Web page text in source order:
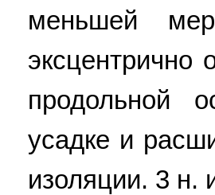
меньшей
эксцентрично
продольной
усадке и
изоляции. 3 н.